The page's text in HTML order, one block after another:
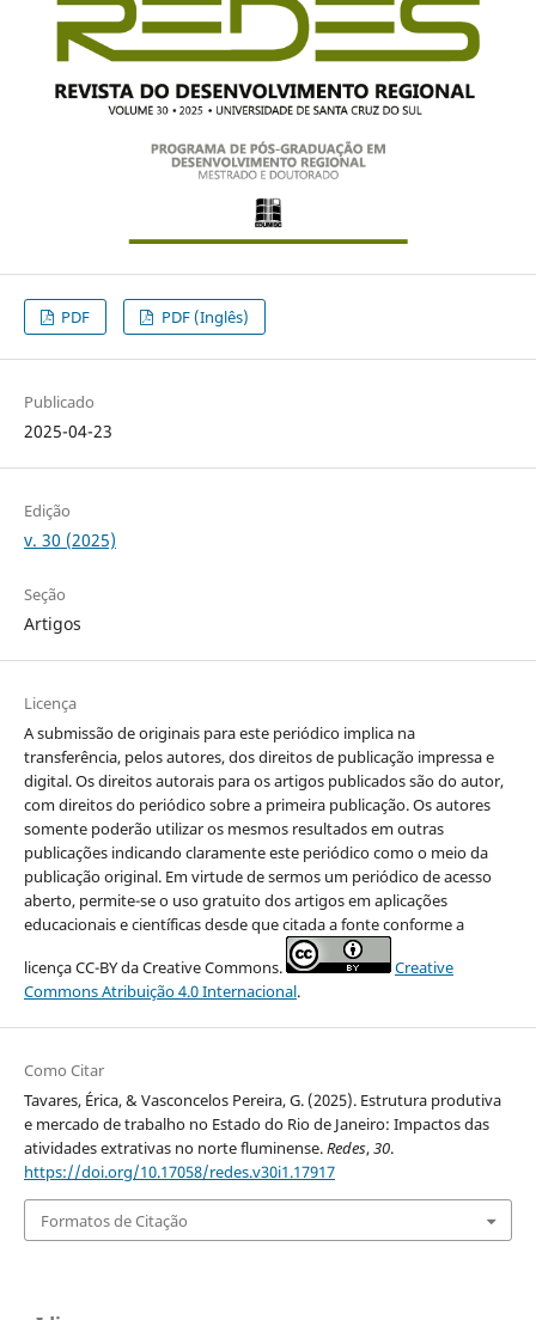
PDF PDF (Inglês)
Publicado
2025-04-23
Edição
v. 30 (2025)
Seção
Artigos
Licença
A submissão de originais para este periódico implica na
transferência, pelos autores, dos direitos de publicação impressa e
digital. Os direitos autorais para os artigos publicados são do autor,
com direitos do periódico sobre a primeira publicação. Os autores
somente poderão utilizar os mesmos resultados em outras
publicações indicando claramente este periódico como o meio da
publicação original. Em virtude de sermos um periódico de acesso
aberto, permite-se o uso gratuito dos artigos em aplicações
educacionais e científicas desde que citada a fonte conforme a
licença CC-BY da Creative Commons.
Creative
Commons Atribuição 4.0 Internacional.
Como Citar
Tavares, Érica, & Vasconcelos Pereira, G. (2025). Estrutura produtiva
e mercado de trabalho no Estado do Rio de Janeiro: Impactos das
atividades extrativas no norte fluminense.Redes,30.
https://doi.org/10.17058/redes.v30i1.17917
Formatos de Citação